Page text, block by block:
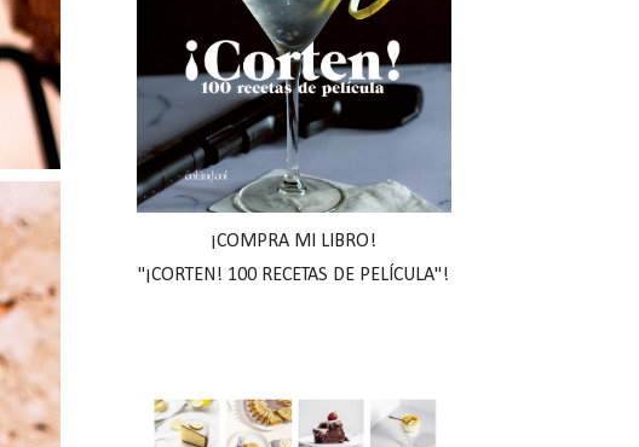
¡COMPRA MI LIBRO!
"¡CORTEN! 100 RECETAS DE PELÍCULA"!